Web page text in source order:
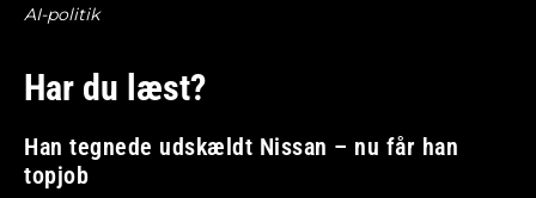
AI-politik
Har du læst?
Han tegnede udskældt Nissan – nu får han
topjob